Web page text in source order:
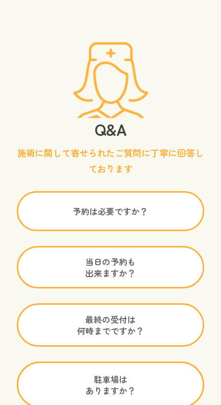
Q&A
施術に関して寄せられたご質問に丁寧に回答し
ております
予約は必要ですか？
当日の予約も
出来ますか？
最終の受付は
何時までですか？
駐車場は
ありますか？